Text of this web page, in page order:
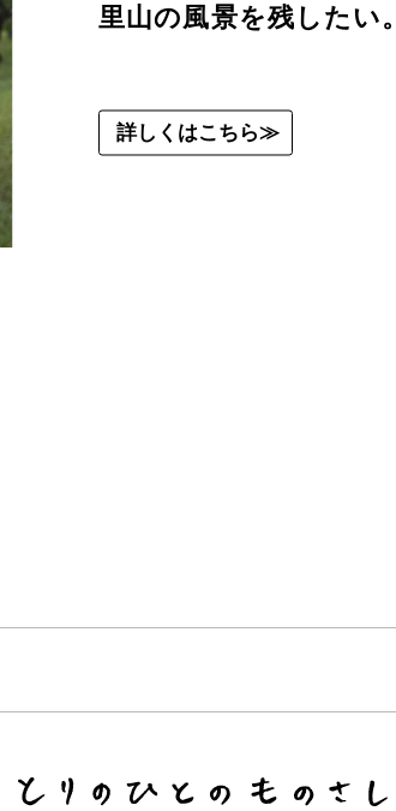
里山の風景を残したい。
詳しくはこちら≫